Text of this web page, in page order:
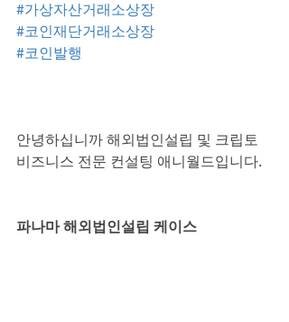
#가상자산거래소상장
#코인재단거래소상장
#코인발행
안녕하십니까 해외법인설립 및 크립토
비즈니스 전문 컨설팅 애니월드입니다.
파나마 해외법인설립 케이스